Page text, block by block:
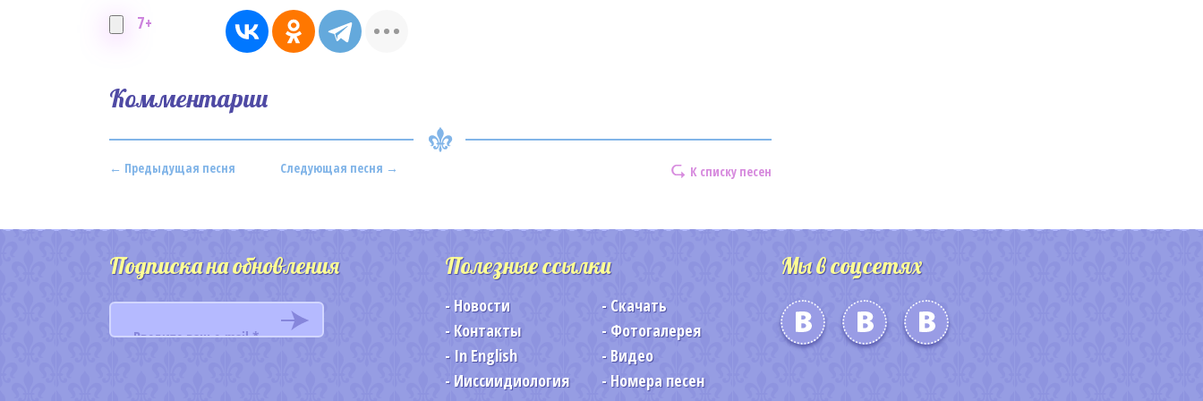
7+
Комментарии
← Предыдущая песня К списку песен
Следующая песня →
Полезные ссылки
Новости
Скачать
Контакты
Фотогалерея
In English
Видео
Ииссиидиология
Номера песен
Мы в соцсетях
Подписка на обновления